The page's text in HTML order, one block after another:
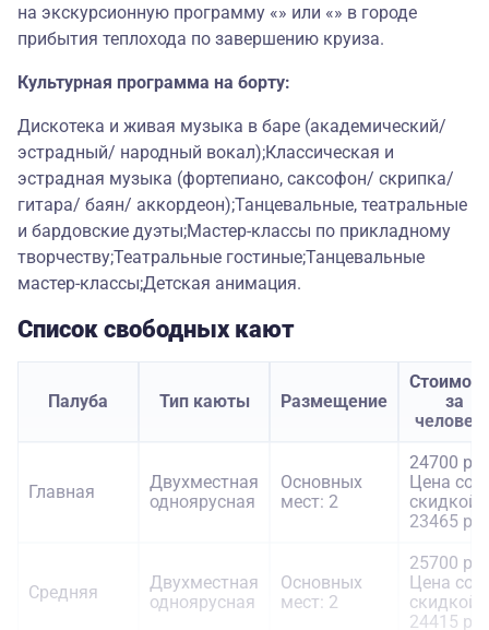
на экскурсионную программу «» или «» в городе
прибытия теплохода по завершению круиза.
Культурная программа на борту:
Дискотека и живая музыка в баре (академический/
эстрадный/ народный вокал);Классическая и
эстрадная музыка (фортепиано, саксофон/ скрипка/
гитара/ баян/ аккордеон);Танцевальные, театральные
и бардовские дуэты;Мастер-классы по прикладному
творчеству;Театральные гостиные;Танцевальные
мастер-классы;Детская анимация.
Список свободных кают
Палуба Тип каюты Размещение
за
Главная
Двухместная
одноярусная
Основных
мест: 2
24700
Цена со
скидкой:
23465
Средняя
Двухместная
одноярусная
Основных
мест: 2
25700
Цена со
скидкой:
24415